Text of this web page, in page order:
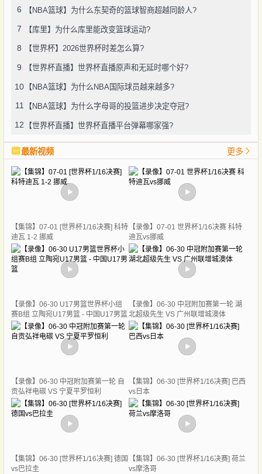
6 【NBA篮球】为什么东契奇的篮球智商超越同龄人?
7 【库里】为什么库里能改变篮球运动?
8 【世界杯】2026世界杯时差怎么算?
9 【世界杯直播】世界杯直播原声和无延时哪个好?
10 【NBA篮球】为什么NBA国际球员越来越多?
11 【NBA篮球】为什么字母哥的投篮进步决定夺冠?
12 【世界杯直播】世界杯直播平台弹幕哪家强?
最新视频 更多
【集锦】07-01 [世界杯1/16决赛] 科特
迪瓦 1-2 挪威
【录像】07-01 世界杯1/16决赛 科特
迪瓦vs挪威
【录像】06-30 U17男篮世界杯小组
赛B组 立陶宛U17男篮 - 中国U17男篮
【录像】06-30 中冠附加赛第一轮 湖
北超级先生 VS 广州联增城澳体
【录像】06-30 中冠附加赛第一轮 自
贡弘祥电碳 VS 宁夏平罗恒利
【集锦】06-30 [世界杯1/16决赛] 巴西
vs日本
【集锦】06-30 [世界杯1/16决赛] 德国
vs巴拉圭
【集锦】06-30 [世界杯1/16决赛] 荷兰
vs摩洛哥